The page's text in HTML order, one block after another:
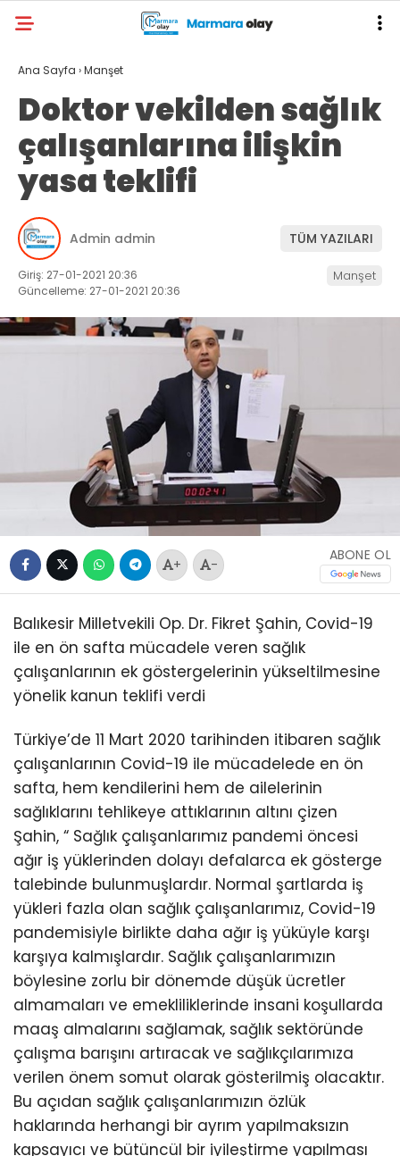
Ana Sayfa ›Manşet
Doktor vekilden sağlık
çalışanlarına ilişkin
yasa teklifi
Admin admin TÜM YAZILARI
Giriş: 27-01-2021 20:36
Güncelleme: 27-01-2021 20:36
Manşet
+ -
ABONE OL
Balıkesir Milletvekili Op. Dr. Fikret Şahin, Covid-19
ile en ön safta mücadele veren sağlık
çalışanlarının ek göstergelerinin yükseltilmesine
yönelik kanun teklifi verdi
Türkiye’de 11 Mart 2020 tarihinden itibaren sağlık
çalışanlarının Covid-19 ile mücadelede en ön
safta, hem kendilerini hem de ailelerinin
sağlıklarını tehlikeye attıklarının altını çizen
Şahin, “ Sağlık çalışanlarımız pandemi öncesi
ağır iş yüklerinden dolayı defalarca ek gösterge
talebinde bulunmuşlardır. Normal şartlarda iş
yükleri fazla olan sağlık çalışanlarımız, Covid-19
pandemisiyle birlikte daha ağır iş yüküyle karşı
karşıya kalmışlardır. Sağlık çalışanlarımızın
böylesine zorlu bir dönemde düşük ücretler
almamaları ve emekliliklerinde insani koşullarda
maaş almalarını sağlamak, sağlık sektöründe
çalışma barışını artıracak ve sağlıkçılarımıza
verilen önem somut olarak gösterilmiş olacaktır.
Bu açıdan sağlık çalışanlarımızın özlük
haklarında herhangi bir ayrım yapılmaksızın
kapsayıcı ve bütüncül bir iyileştirme yapılması